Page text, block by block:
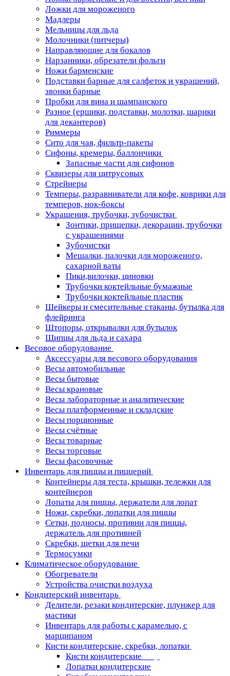
Ложки для мороженого
Мадлеры
Мельницы для льда
Молочники (питчеры)
Направляющие для бокалов
Нарзанники, обрезатели фольги
Ножи барменские
Подставки барные для салфеток и украшений,
звонки барные
Пробки для вина и шампанского
Разное (ершики, подставки, молотки, шарики
для декантеров)
Риммеры
Сито для чая, фильтр-пакеты
Сифоны, кремеры, баллончики
Запасные части для сифонов
Сквизеры для цитрусовых
Стрейнеры
Темперы, разравниватели для кофе, коврики для
темперов, нок-боксы
Украшения, трубочки, зубочистки
Зонтики, прищепки, декорации, трубочки
с украшениями
Зубочистки
Мешалки, палочки для мороженого,
сахарной ваты
Пики,вилочки, циновки
Трубочки коктейльные бумажные
Трубочки коктейльные пластик
Шейкеры и смесительные стаканы, бутылка для
флейринга
Штопоры, открывалки для бутылок
Щипцы для льда и сахара
Весовое оборудование
Аксессуары для весового оборудования
Весы автомобильные
Весы бытовые
Весы крановые
Весы лабораторные и аналитические
Весы платформенные и складские
Весы порционные
Весы счётные
Весы товарные
Весы торговые
Весы фасовочные
Инвентарь для пиццы и пиццерий
Контейнеры для теста, крышки, тележки для
контейнеров
Лопаты для пиццы, держатели для лопат
Ножи, скребки, лопатки для пиццы
Сетки, подносы, противни для пиццы,
держатель для противней
Скребки, щетки для печи
Термосумки
Климатическое оборудование
Обогреватели
Устройства очистки воздуха
Кондитерский инвентарь
Делители, резаки кондитерские, плунжер для
мастики
Инвентарь для работы с карамелью, с
марципаном
Кисти кондитерские, скребки, лопатки
Кисти кондитерские
Лопатки кондитерские